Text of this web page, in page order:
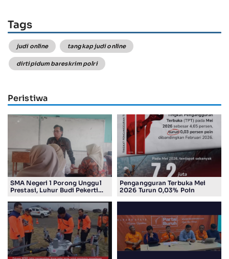
Tags
judi online tangkap judi online
dirtipidum bareskrim polri
Peristiwa
SMA Negeri 1 Porong Unggul
Prestasi, Luhur Budi Pekerti
Sosialisasi Program Sekolah
Pengangguran Terbuka Mei
2026 Turun 0,03% Poin